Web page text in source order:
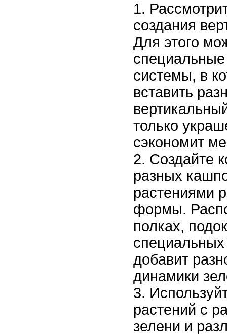
создания
Для этого
системы, в
вставить
только
сэкономит
Создайте
разных
растениями
формы.
полках,
добавит
динамики
растений с
зелени и